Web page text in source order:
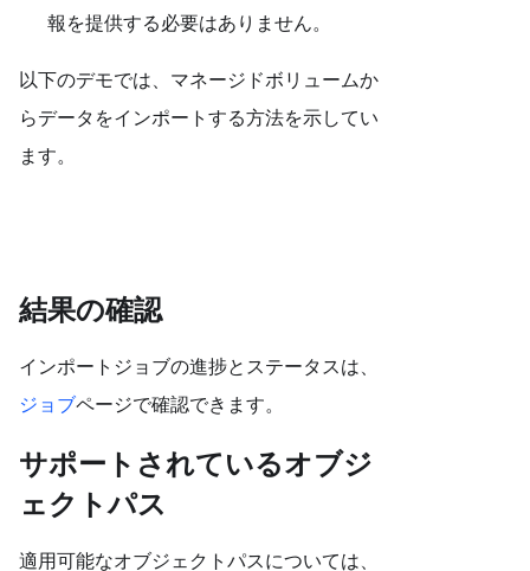
報を提供する必要はありません。
以下のデモでは、マネージドボリュームか
らデータをインポートする方法を示してい
ます。
結果の確認
インポートジョブの進捗とステータスは、
ジョブページで確認できます。
サポートされているオブジ
ェクトパス
適用可能なオブジェクトパスについては、